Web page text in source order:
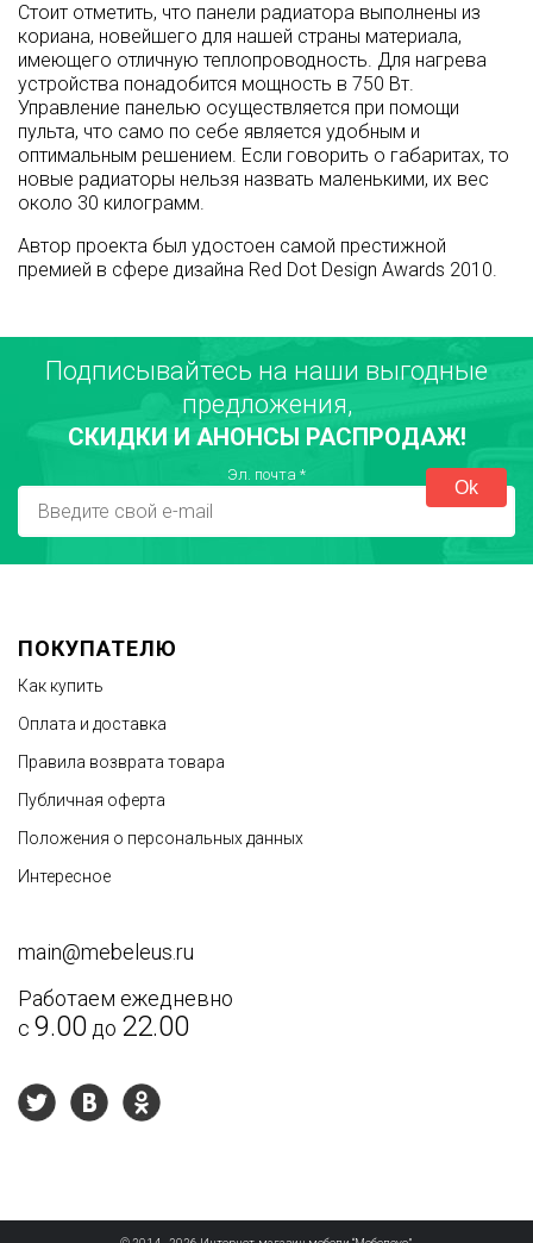
Стоит отметить, что панели радиатора выполнены из
кориана, новейшего для нашей страны материала,
имеющего отличную теплопроводность. Для нагрева
устройства понадобится мощность в 750 Вт.
Управление панелью осуществляется при помощи
пульта, что само по себе является удобным и
оптимальным решением. Если говорить о габаритах, то
новые радиаторы нельзя назвать маленькими, их вес
около 30 килограмм.
Автор проекта был удостоен самой престижной
премией в сфере дизайна Red Dot Design Awards 2010.
Подписывайтесь на наши выгодные
предложения,
СКИДКИ И АНОНСЫ РАСПРОДАЖ!
Эл. почта *
ПОКУПАТЕЛЮ
Как купить
Оплата и доставка
Правила возврата товара
Публичная оферта
Положения о персональных данных
Интересное
main@mebeleus.ru
Работаем ежедневно
с 9.00 до 22.00